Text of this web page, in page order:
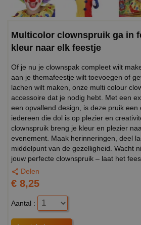
Multicolor clownspruik ga in
kleur naar elk feestje
Of je nu je clownspak compleet wilt
aan je themafeestje wilt toevoegen of
lachen wilt maken, onze multi colour
accessoire dat je nodig hebt. Met een
een opvallend design, is deze pruik een
iedereen die dol is op plezier en
clownspruik breng je kleur en plezier
evenement. Maak herinneringen, deel
middelpunt van de gezelligheid. Wacht
jouw perfecte clownspruik – laat het
Delen
€ 8,25
Aantal :